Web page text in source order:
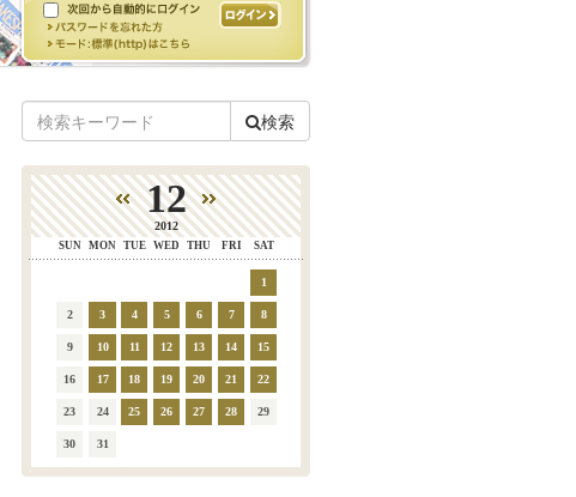
検索
12
2012
SUN MON TUE WED THU FRI SAT
1
2 3 4 5 6 7 8
9 10 11 12 13 14 15
16 17 18 19 20 21 22
23 24 25 26 27 28 29
30 31